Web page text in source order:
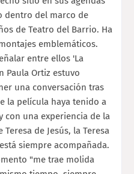
dentro del marco de
de Teatro del Barrio. Ha
emblemáticos.
entre ellos 'La
Paula Ortiz estuvo
una conversación tras
la película haya tenido a
con una experiencia de la
de Jesús, la Teresa
siempre acompañada.
"me trae molida